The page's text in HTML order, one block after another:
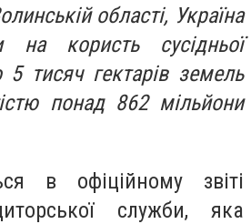
області, Україна
на користь сусідньої
тисяч гектарів земель
понад 862 мільйони
в офіційному звіті
служби, яка